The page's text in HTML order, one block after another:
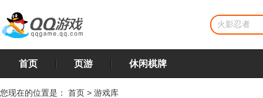
首页 页游 休闲棋牌
您现在的位置是： 首页 > 游戏库